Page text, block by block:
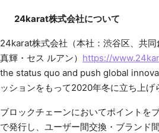
24karat株式会社について
24karat株式会社（本社：渋谷区、共
真輝・セス ルアン） https://
the status quo and push global
ッションをもって2020年冬に立ち上げ
ブロックチェーンにおいてポイントを
で発行し、ユーザー間交換・ブランド